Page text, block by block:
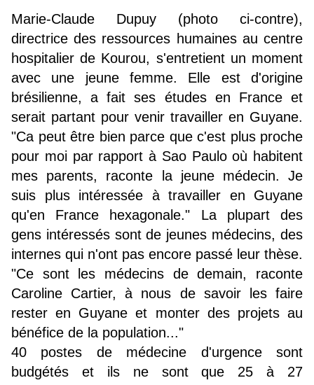
Marie-Claude Dupuy (photo ci-contre),
directrice des ressources humaines au centre
hospitalier de Kourou, s'entretient un moment
avec une jeune femme. Elle est d'origine
brésilienne, a fait ses études en France et
serait partant pour venir travailler en Guyane.
"Ca peut être bien parce que c'est plus proche
pour moi par rapport à Sao Paulo où habitent
mes parents, raconte la jeune médecin. Je
suis plus intéressée à travailler en Guyane
qu'en France hexagonale." La plupart des
gens intéressés sont de jeunes médecins, des
internes qui n'ont pas encore passé leur thèse.
"Ce sont les médecins de demain, raconte
Caroline Cartier, à nous de savoir les faire
rester en Guyane et monter des projets au
bénéfice de la population..."
40 postes de médecine d'urgence sont
budgétés et ils ne sont que 25 à 27